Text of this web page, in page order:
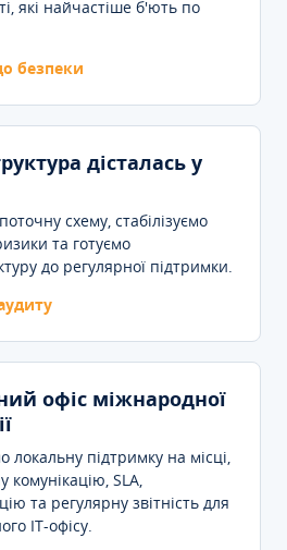
які найчастіше б'ють по
безпеки
дісталась у
схему, стабілізуємо
та готуємо
до регулярної підтримки.
офіс міжнародної
локальну підтримку на місці,
комунікацію, SLA,
та регулярну звітність для
IT-офісу.